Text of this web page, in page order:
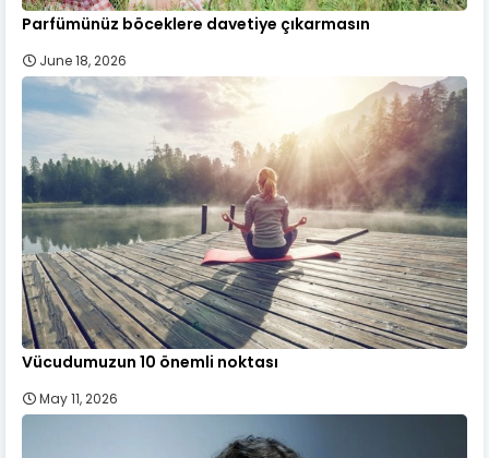
Parfümünüz böceklere davetiye çıkarmasın
June 18, 2026
Vücudumuzun 10 önemli noktası
May 11, 2026